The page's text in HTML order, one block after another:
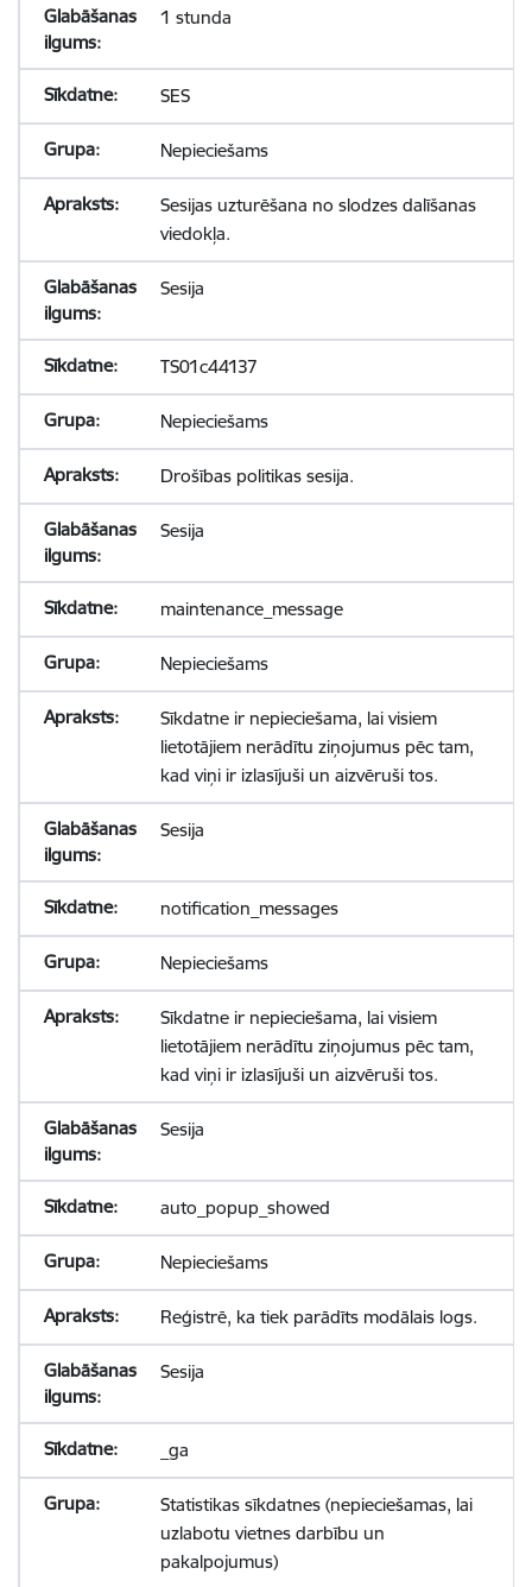
1 stunda
SES
Nepieciešams
Sesijas uzturēšana no slodzes dalīšanas
viedokļa.
Sesija
TS01c44137
Nepieciešams
Drošības politikas sesija.
Sesija
maintenance_message
Nepieciešams
Sīkdatne ir nepieciešama, lai visiem
lietotājiem nerādītu ziņojumus pēc tam,
kad viņi ir izlasījuši un aizvēruši tos.
Sesija
notification_messages
Nepieciešams
Sīkdatne ir nepieciešama, lai visiem
lietotājiem nerādītu ziņojumus pēc tam,
kad viņi ir izlasījuši un aizvēruši tos.
Sesija
auto_popup_showed
Nepieciešams
Reģistrē, ka tiek parādīts modālais logs.
Sesija
_ga
Statistikas sīkdatnes (nepieciešamas, lai
uzlabotu vietnes darbību un
pakalpojumus)